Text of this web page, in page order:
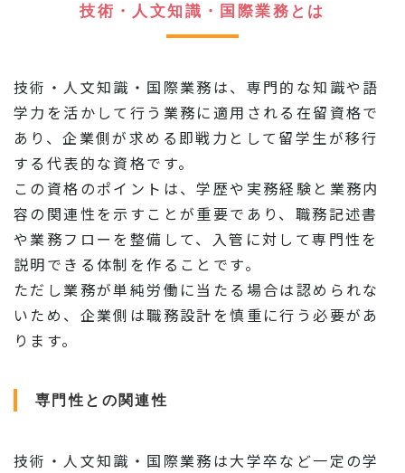
技術・人文知識・国際業務とは
技術・人文知識・国際業務は、専門的な知識や語
学力を活かして行う業務に適用される在留資格で
あり、企業側が求める即戦力として留学生が移行
する代表的な資格です。
この資格のポイントは、学歴や実務経験と業務内
容の関連性を示すことが重要であり、職務記述書
や業務フローを整備して、入管に対して専門性を
説明できる体制を作ることです。
ただし業務が単純労働に当たる場合は認められな
いため、企業側は職務設計を慎重に行う必要があ
ります。
専門性との関連性
技術・人文知識・国際業務は大学卒など一定の学